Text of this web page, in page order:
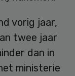
vorig jaar,
twee jaar
dan in
ministerie